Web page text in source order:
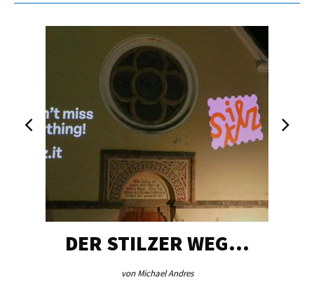
DER STILZER WEG…
von Michael Andres